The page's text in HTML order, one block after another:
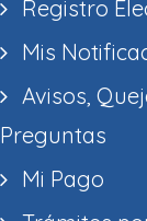
Registro
Mis
Avisos,
Preguntas
Mi Pago